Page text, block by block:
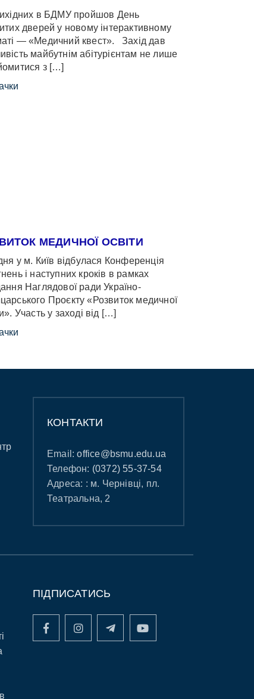
в БДМУ пройшов День
дверей у новому інтерактивному
— «Медичний квест». Захід дав
майбутнім абітурієнтам не лише
з […]
МЕДИЧНОЇ ОСВІТИ
у м. Київ відбулася Конференція
і наступних кроків в рамках
Наглядової ради Україно-
Проєкту «Розвиток медичної
Участь у заході від […]
КОНТАКТИ
Email:office@bsmu.edu.ua
Телефон: (0372) 55-37-54
Адреса: : м. Чернівці, пл.
Театральна, 2
ПІДПИСАТИСЬ